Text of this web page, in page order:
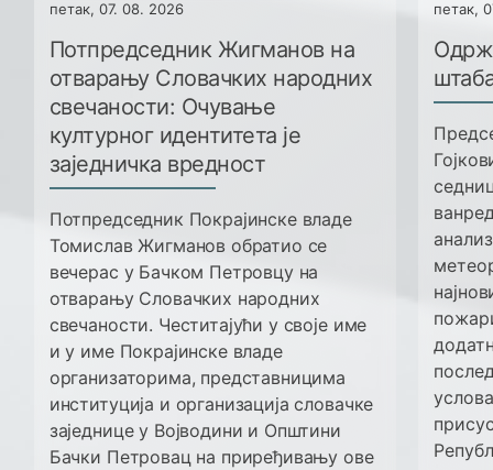
петак, 07. 08. 2026
Потпредседник Жигманов на
отварању Словачких народних
свечаности: Очување
културног идентитета је
заједничка вредност
Потпредседник Покрајинске владе
Томислав Жигманов обратио се
вечерас у Бачком Петровцу на
отварању Словачких народних
свечаности. Честитајући у своје име
и у име Покрајинске владе
организаторима, представницима
институција и организација словачке
заједнице у Војводини и Општини
Бачки Петровац на приређивању ове
петак,